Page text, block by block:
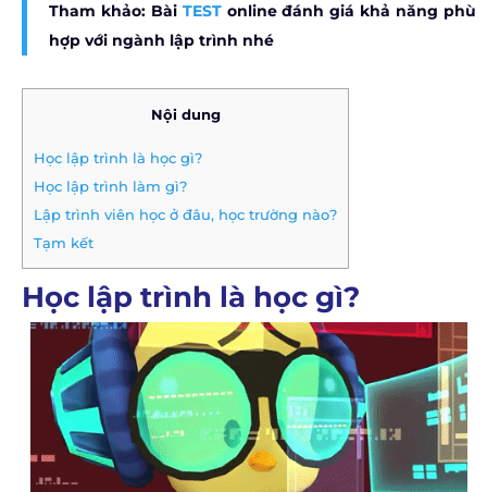
Tham khảo: BàiTESTonline đánh giá khả năng phù
hợp với ngành lập trình nhé
Nội dung
Học lập trình là học gì?
Học lập trình làm gì?
Lập trình viên học ở đâu, học trường nào?
Tạm kết
Học lập trình là học gì?